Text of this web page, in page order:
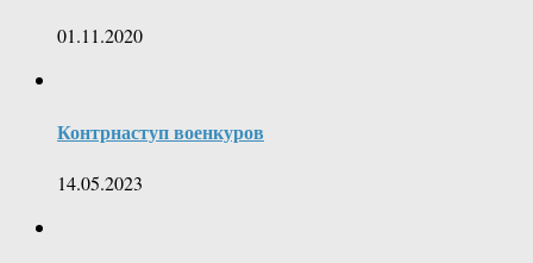
01.11.2020
Контрнаступ военкуров
14.05.2023